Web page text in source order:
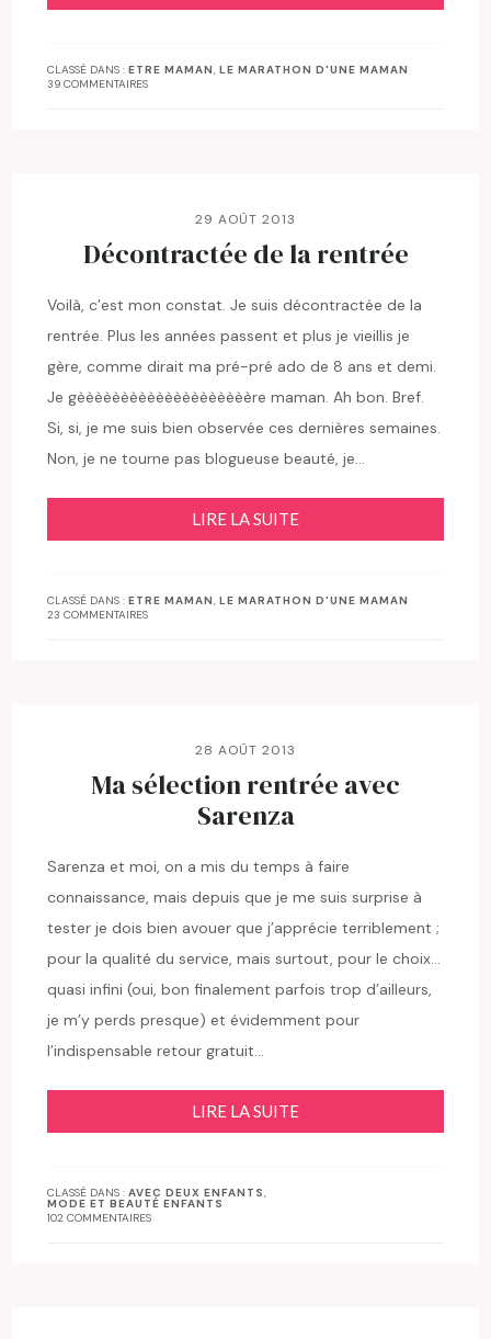
CLASSÉ DANS :ETRE MAMAN,LE MARATHON D'UNE MAMAN
39 COMMENTAIRES
29 AOÛT 2013
Décontractée de la rentrée
Voilà, c’est mon constat. Je suis décontractée de la
rentrée. Plus les années passent et plus je vieillis je
gère, comme dirait ma pré-pré ado de 8 ans et demi.
Je gèèèèèèèèèèèèèèèèèèèère maman. Ah bon. Bref.
Si, si, je me suis bien observée ces dernières semaines.
Non, je ne tourne pas blogueuse beauté, je…
LIRE LA SUITE
CLASSÉ DANS :ETRE MAMAN,LE MARATHON D'UNE MAMAN
23 COMMENTAIRES
28 AOÛT 2013
Ma sélection rentrée avec
Sarenza
Sarenza et moi, on a mis du temps à faire
connaissance, mais depuis que je me suis surprise à
tester je dois bien avouer que j’apprécie terriblement ;
pour la qualité du service, mais surtout, pour le choix…
quasi infini (oui, bon finalement parfois trop d’ailleurs,
je m’y perds presque) et évidemment pour
l’indispensable retour gratuit…
LIRE LA SUITE
CLASSÉ DANS :AVEC DEUX ENFANTS,
MODE ET BEAUTÉ ENFANTS
102 COMMENTAIRES